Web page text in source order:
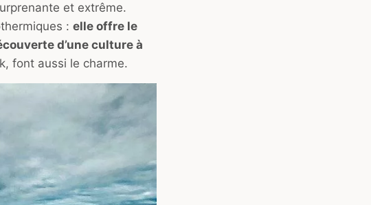
et extrême.
: elle offre le
d’une culture à
font aussi le charme.